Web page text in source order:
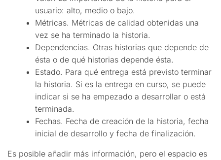
usuario: alto, medio o bajo.
Métricas. Métricas de calidad obtenidas una
vez se ha terminado la historia.
Dependencias. Otras historias que depende de
ésta o de qué historias depende ésta.
Estado. Para qué entrega está previsto terminar
la historia. Si es la entrega en curso, se puede
indicar si se ha empezado a desarrollar o está
terminada.
Fechas. Fecha de creación de la historia, fecha
inicial de desarrollo y fecha de finalización.
Es posible añadir más información, pero el espacio es